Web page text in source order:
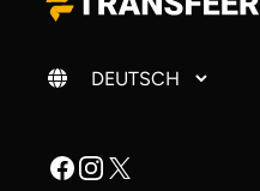
Sprache ändern
Facebook
Instagram
X